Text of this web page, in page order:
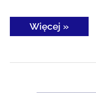
Więcej »
Nazwy